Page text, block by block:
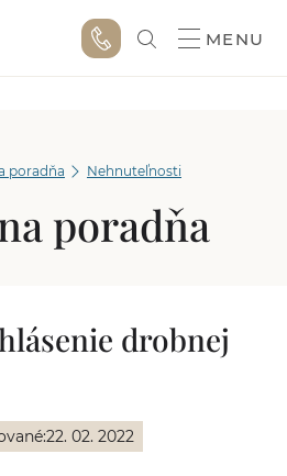
MENU
poradňa Nehnuteľnosti
poradňa
drobnej
22. 02. 2022